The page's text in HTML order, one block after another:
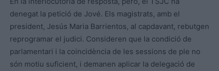
denegat la petició de Jové. Els magistrats, amb el
president, Jesús Maria Barrientos, al capdavant, rebutgen
reprogramar el judici. Consideren que la condició de
parlamentari i la coincidència de les sessions de ple no
són motiu suficient, i demanen aplicar la delegació de